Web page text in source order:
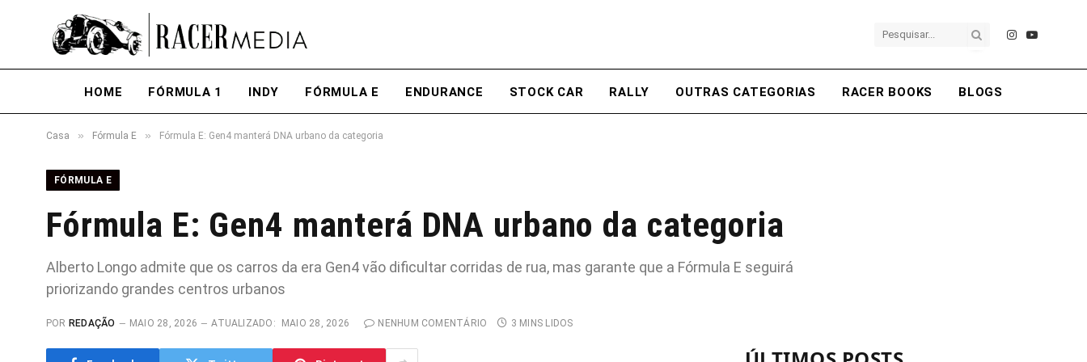
Instagram
YouTube
HOME FÓRMULA 1 INDY FÓRMULA E ENDURANCE STOCK CAR RALLY OUTRAS CATEGORIAS RACER BOOKS BLOGS
Casa » Fórmula E » Fórmula E: Gen4 manterá DNA urbano da categoria
FÓRMULA E
Fórmula E: Gen4 manterá DNA urbano da categoria
Alberto Longo admite que os carros da era Gen4 vão dificultar corridas de rua, mas garante que a Fórmula E seguirá
priorizando grandes centros urbanos
POR REDAÇÃO MAIO 28, 2026 ATUALIZADO: MAIO 28, 2026 NENHUM COMENTÁRIO 3 MINS LIDOS